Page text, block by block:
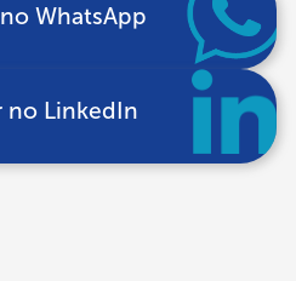
WhatsApp
no LinkedIn